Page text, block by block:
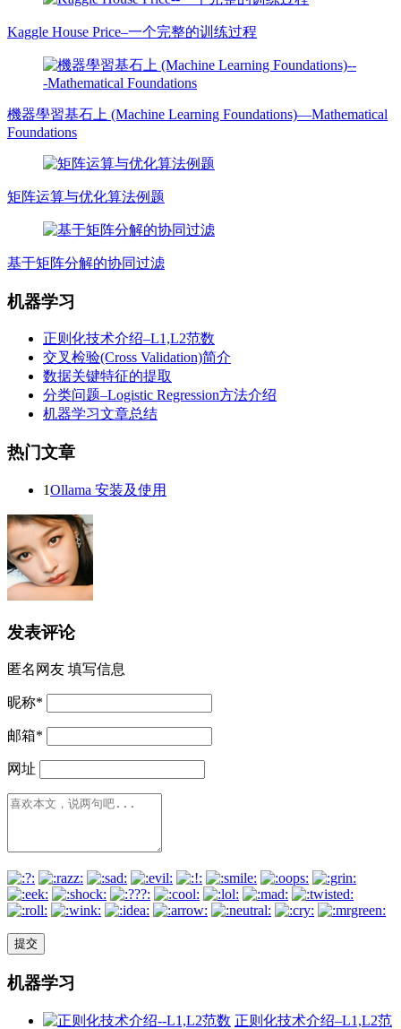
Kaggle House Price–一个完整的训练过程
機器學習基石上 (Machine Learning Foundations)—Mathematical
Foundations
矩阵运算与优化算法例题
基于矩阵分解的协同过滤
机器学习
正则化技术介绍–L1,L2范数
交叉检验(Cross Validation)简介
数据关键特征的提取
分类问题–Logistic Regression方法介绍
机器学习文章总结
热门文章
1Ollama 安装及使用
发表评论
匿名网友 填写信息
昵称*
邮箱*
网址
机器学习
正则化技术介绍–L1,L2范